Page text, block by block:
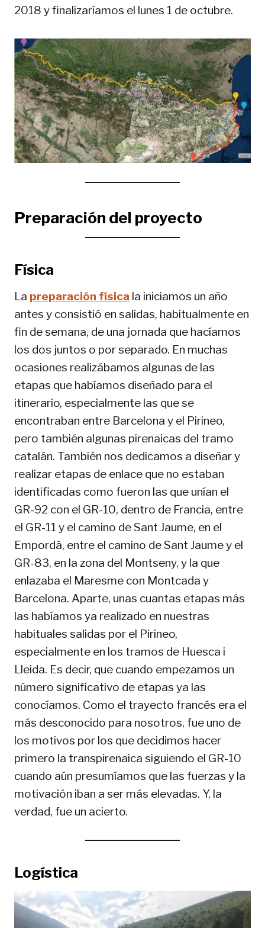
2018 y finalizaríamos el lunes 1 de octubre.
Preparación del proyecto
Física
La preparación física la iniciamos un año
antes y consistió en salidas, habitualmente en
fin de semana, de una jornada que hacíamos
los dos juntos o por separado. En muchas
ocasiones realizábamos algunas de las
etapas que habíamos diseñado para el
itinerario, especialmente las que se
encontraban entre Barcelona y el Pirineo,
pero también algunas pirenaicas del tramo
catalán. También nos dedicamos a diseñar y
realizar etapas de enlace que no estaban
identificadas como fueron las que unían el
GR-92 con el GR-10, dentro de Francia, entre
el GR-11 y el camino de Sant Jaume, en el
Empordà, entre el camino de Sant Jaume y el
GR-83, en la zona del Montseny, y la que
enlazaba el Maresme con Montcada y
Barcelona. Aparte, unas cuantas etapas más
las habíamos ya realizado en nuestras
habituales salidas por el Pirineo,
especialmente en los tramos de Huesca i
Lleida. Es decir, que cuando empezamos un
número significativo de etapas ya las
conocíamos. Como el trayecto francés era el
más desconocido para nosotros, fue uno de
los motivos por los que decidimos hacer
primero la transpirenaica siguiendo el GR-10
cuando aún presumíamos que las fuerzas y la
motivación iban a ser más elevadas. Y, la
verdad, fue un acierto.
Logística